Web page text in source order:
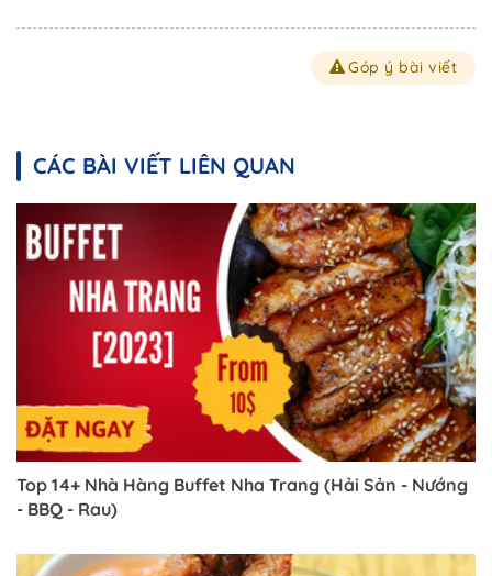
Góp ý bài viết
CÁC BÀI VIẾT LIÊN QUAN
Top 14+ Nhà Hàng Buffet Nha Trang (Hải Sản - Nướng
- BBQ - Rau)